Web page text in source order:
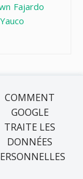
Fajardo
Yauco
COMMENT
GOOGLE
TRAITE LES
DONNÉES